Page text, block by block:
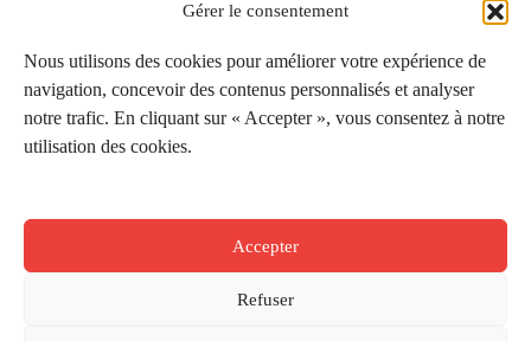
Gérer le consentement
Nous utilisons des cookies pour améliorer votre expérience de
navigation, concevoir des contenus personnalisés et analyser
notre trafic. En cliquant sur « Accepter », vous consentez à notre
utilisation des cookies.
Accepter
Refuser
Conditions générales de vente
Réductions de la Carte Côté Courrier
Application